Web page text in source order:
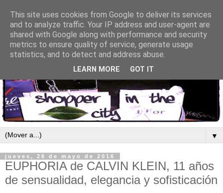
▼
jueves, 26 de mayo de 2016
EUPHORIA de CALVIN KLEIN, 11 años
de sensualidad, elegancia y sofisticación
This site uses cookies from Google to deliver its services
and to analyze traffic. Your IP address and user-agent are
shared with Google along with performance and security
metrics to ensure quality of service, generate usage
statistics, and to detect and address abuse.
LEARN MORE GOT IT